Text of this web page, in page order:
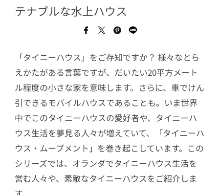
テナブルな水上ハウス
「タイニーハウス」をご存知ですか？ 様々なとら
えかたがある言葉ですが、だいたい20平方メート
ル程度の小さな家を意味します。さらに、車でけん
引できるモバイルハウスであることも。いま世界
中でこのタイニーハウスの愛好者や、タイニーハ
ウス生活を夢見る人々が増えていて、「タイニーハ
ウス・ムーブメント」を巻き起こしています。この
シリーズでは、オランダでタイニーハウス生活を
営む人々や、素敵なタイニーハウスをご紹介しま